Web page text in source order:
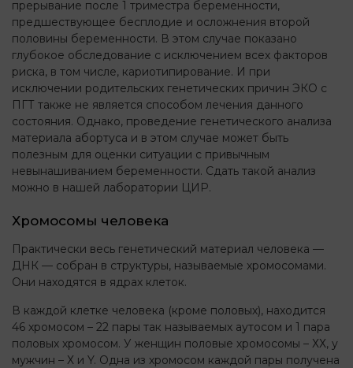
прерывание после 1 триместра беременности,
предшествующее бесплодие и осложнения второй
половины беременности. В этом случае показано
глубокое обследование с исключением всех факторов
риска, в том числе, кариотипирование. И при
исключении родительских генетических причин ЭКО с
ПГТ также не является способом лечения данного
состояния. Однако, проведение генетического анализа
материала абортуса и в этом случае может быть
полезным для оценки ситуации с привычным
невынашиванием беременности. Сдать такой анализ
можно в нашей лаборатории ЦИР.
Хромосомы человека
Практически весь генетический материал человека —
ДНК — собран в структуры, называемые хромосомами.
Они находятся в ядрах клеток.
В каждой клетке человека (кроме половых), находится
46 хромосом – 22 пары так называемых аутосом и 1 пара
половых хромосом. У женщин половые хромосомы – ХХ, у
мужчин – Х и Y. Одна из хромосом каждой пары получена